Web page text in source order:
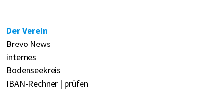
Der Verein
Brevo News
internes
Bodenseekreis
IBAN-Rechner | prüfen